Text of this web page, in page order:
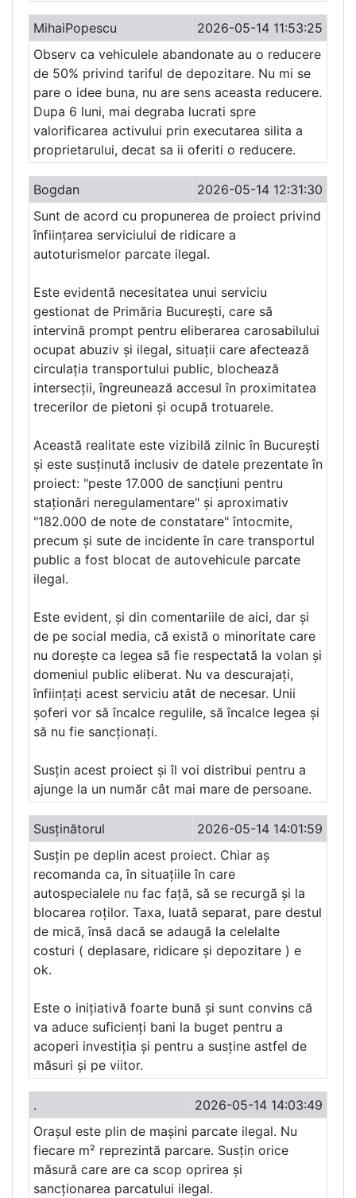
MihaiPopescu
2026-05-14 11:53:25
Observ ca vehiculele abandonate au o reducere
de 50% privind tariful de depozitare. Nu mi se
pare o idee buna, nu are sens aceasta reducere.
Dupa 6 luni, mai degraba lucrati spre
valorificarea activului prin executarea silita a
proprietarului, decat sa ii oferiti o reducere.
Bogdan
2026-05-14 12:31:30
Sunt de acord cu propunerea de proiect privind
înființarea serviciului de ridicare a
autoturismelor parcate ilegal.
Este evidentă necesitatea unui serviciu
gestionat de Primăria București, care să
intervină prompt pentru eliberarea carosabilului
ocupat abuziv și ilegal, situații care afectează
circulația transportului public, blochează
intersecții, îngreunează accesul în proximitatea
trecerilor de pietoni și ocupă trotuarele.
Această realitate este vizibilă zilnic în București
și este susținută inclusiv de datele prezentate în
proiect: "peste 17.000 de sancțiuni pentru
staționări neregulamentare" și aproximativ
"182.000 de note de constatare" întocmite,
precum și sute de incidente în care transportul
public a fost blocat de autovehicule parcate
ilegal.
Este evident, și din comentariile de aici, dar și
de pe social media, că există o minoritate care
nu dorește ca legea să fie respectată la volan și
domeniul public eliberat. Nu va descurajați,
înființați acest serviciu atât de necesar. Unii
șoferi vor să încalce regulile, să încalce legea și
să nu fie sancționați.
Susțin acest proiect și îl voi distribui pentru a
ajunge la un număr cât mai mare de persoane.
Susținătorul
2026-05-14 14:01:59
Susțin pe deplin acest proiect. Chiar aș
recomanda ca, în situațiile în care
autospecialele nu fac față, să se recurgă și la
blocarea roților. Taxa, luată separat, pare destul
de mică, însă dacă se adaugă la celelalte
costuri ( deplasare, ridicare și depozitare ) e
ok.
Este o inițiativă foarte bună și sunt convins că
va aduce suficienți bani la buget pentru a
acoperi investiția și pentru a susține astfel de
măsuri și pe viitor.
.
2026-05-14 14:03:49
Orașul este plin de mașini parcate ilegal. Nu
fiecare m² reprezintă parcare. Susțin orice
măsură care are ca scop oprirea și
sancționarea parcatului ilegal.